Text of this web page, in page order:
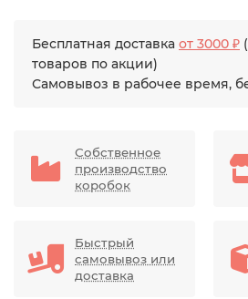
Бесплатная доставка от 3000 ₽
товаров по акции)
Самовывоз в рабочее время,
Собственное
производство
коробок
Быстрый
самовывоз или
доставка